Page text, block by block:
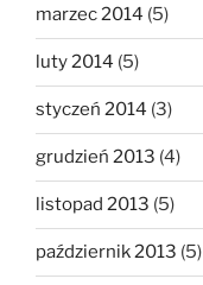
marzec 2014 (5)
luty 2014 (5)
styczeń 2014 (3)
grudzień 2013 (4)
listopad 2013 (5)
październik 2013 (5)